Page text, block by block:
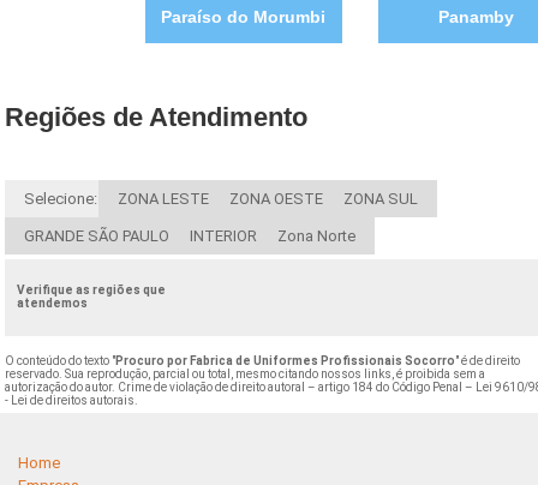
Paraíso do Morumbi
Panamby
Regiões de Atendimento
Selecione: ZONA LESTE ZONA OESTE ZONA SUL
GRANDE SÃO PAULO INTERIOR Zona Norte
Verifique as regiões que
atendemos
O conteúdo do texto "Procuro por Fabrica de Uniformes Profissionais Socorro" é de direito
reservado. Sua reprodução, parcial ou total, mesmo citando nossos links, é proibida sem a
autorização do autor. Crime de violação de direito autoral – artigo 184 do Código Penal –
Lei 9610/
- Lei de direitos autorais
Home